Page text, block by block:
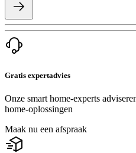
Gratis expertadvies
Onze smart home-experts
home-oplossingen
Maak nu een afspraak